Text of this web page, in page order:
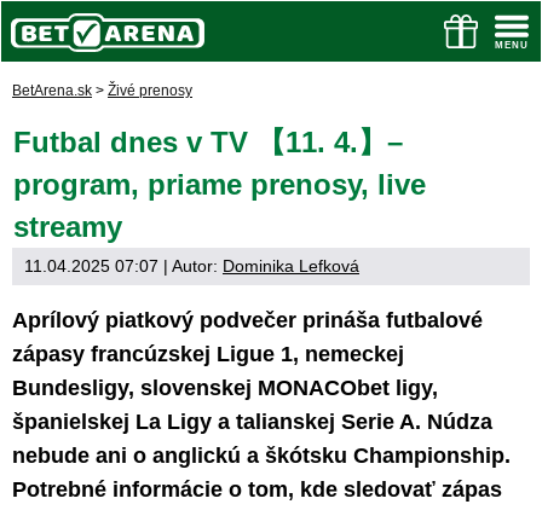
BetArena.sk > Živé prenosy
Futbal dnes v TV 【11. 4.】–
program, priame prenosy, live
streamy
11.04.2025 07:07 | Autor: Dominika Lefková
Aprílový piatkový podvečer prináša futbalové
zápasy francúzskej Ligue 1, nemeckej
Bundesligy, slovenskej MONACObet ligy,
španielskej La Ligy a talianskej Serie A. Núdza
nebude ani o anglickú a škótsku Championship.
Potrebné informácie o tom, kde sledovať zápas